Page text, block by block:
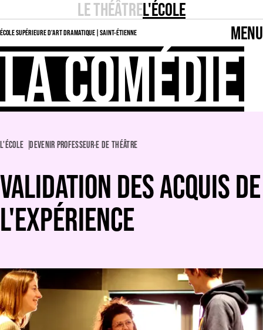
LE THÉÂTREL'ÉCOLE
ÉCOLE SUPÉRIEURE D’ART DRAMATIQUE | SAINT-ÉTIENNE MENU
L'ÉCOLE DEVENIR PROFESSEUR·E DE THÉÂTRE
VALIDATION DES ACQUIS DE
L'EXPÉRIENCE